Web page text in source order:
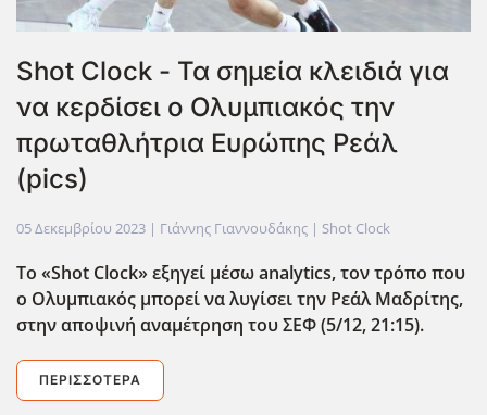
Shot Clock - Τα σημεία κλειδιά για
να κερδίσει ο Ολυμπιακός την
πρωταθλήτρια Ευρώπης Ρεάλ
(pics)
05 Δεκεμβρίου 2023 | Γιάννης Γιαννουδάκης | Shot Clock
Το «Shot Clock» εξηγεί μέσω analytics, τον τρόπο που
ο Ολυμπιακός μπορεί να λυγίσει την Ρεάλ Μαδρίτης,
στην αποψινή αναμέτρηση του ΣΕΦ (5/12, 21:15).
ΠΕΡΙΣΣΌΤΕΡΑ